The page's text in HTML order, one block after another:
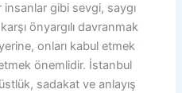
gibi sevgi, saygı
önyargılı davranmak
onları kabul etmek
önemlidir. İstanbul
sadakat ve anlayış